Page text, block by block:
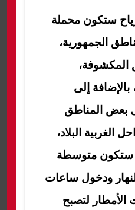
ستكون محملة
الجمهورية،
المكشوفة،
إلى
بعض المناطق
الغربية البلاد،
ستكون متوسطة
ودخول ساعات
الأمطار لتصبح